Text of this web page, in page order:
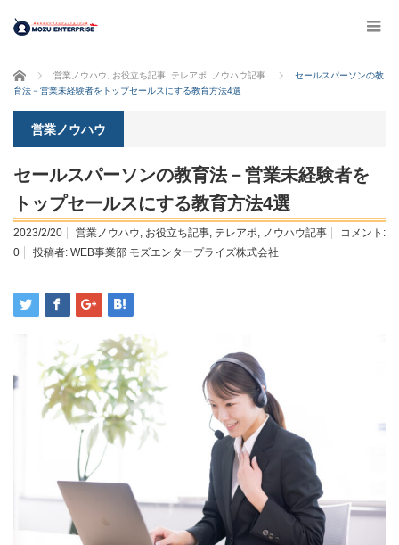
ホーム 営業ノウハウ お役立ち記事 テレアポ ノウハウ記事
セールスパーソンの教
育法－営業未経験者をトップセールスにする教育方法4選
営業ノウハウ
セールスパーソンの教育法－営業未経験者を
トップセールスにする教育方法4選
2023/2/20 営業ノウハウ, お役立ち記事, テレアポ, ノウハウ記事
コメント:
0
投稿者: WEB事業部 モズエンタープライズ株式会社